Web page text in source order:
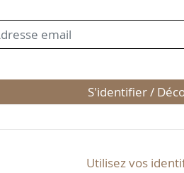
S'identifier /
Utilisez vos